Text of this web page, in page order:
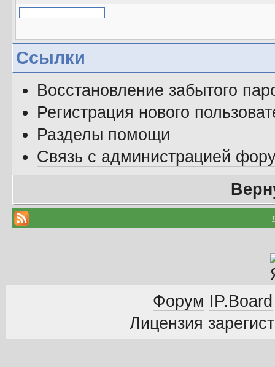
Ссылки
Восстановление забытого
Регистрация нового
Разделы помощи
Связь с администрацией
Форум IP.Board
Лицензия